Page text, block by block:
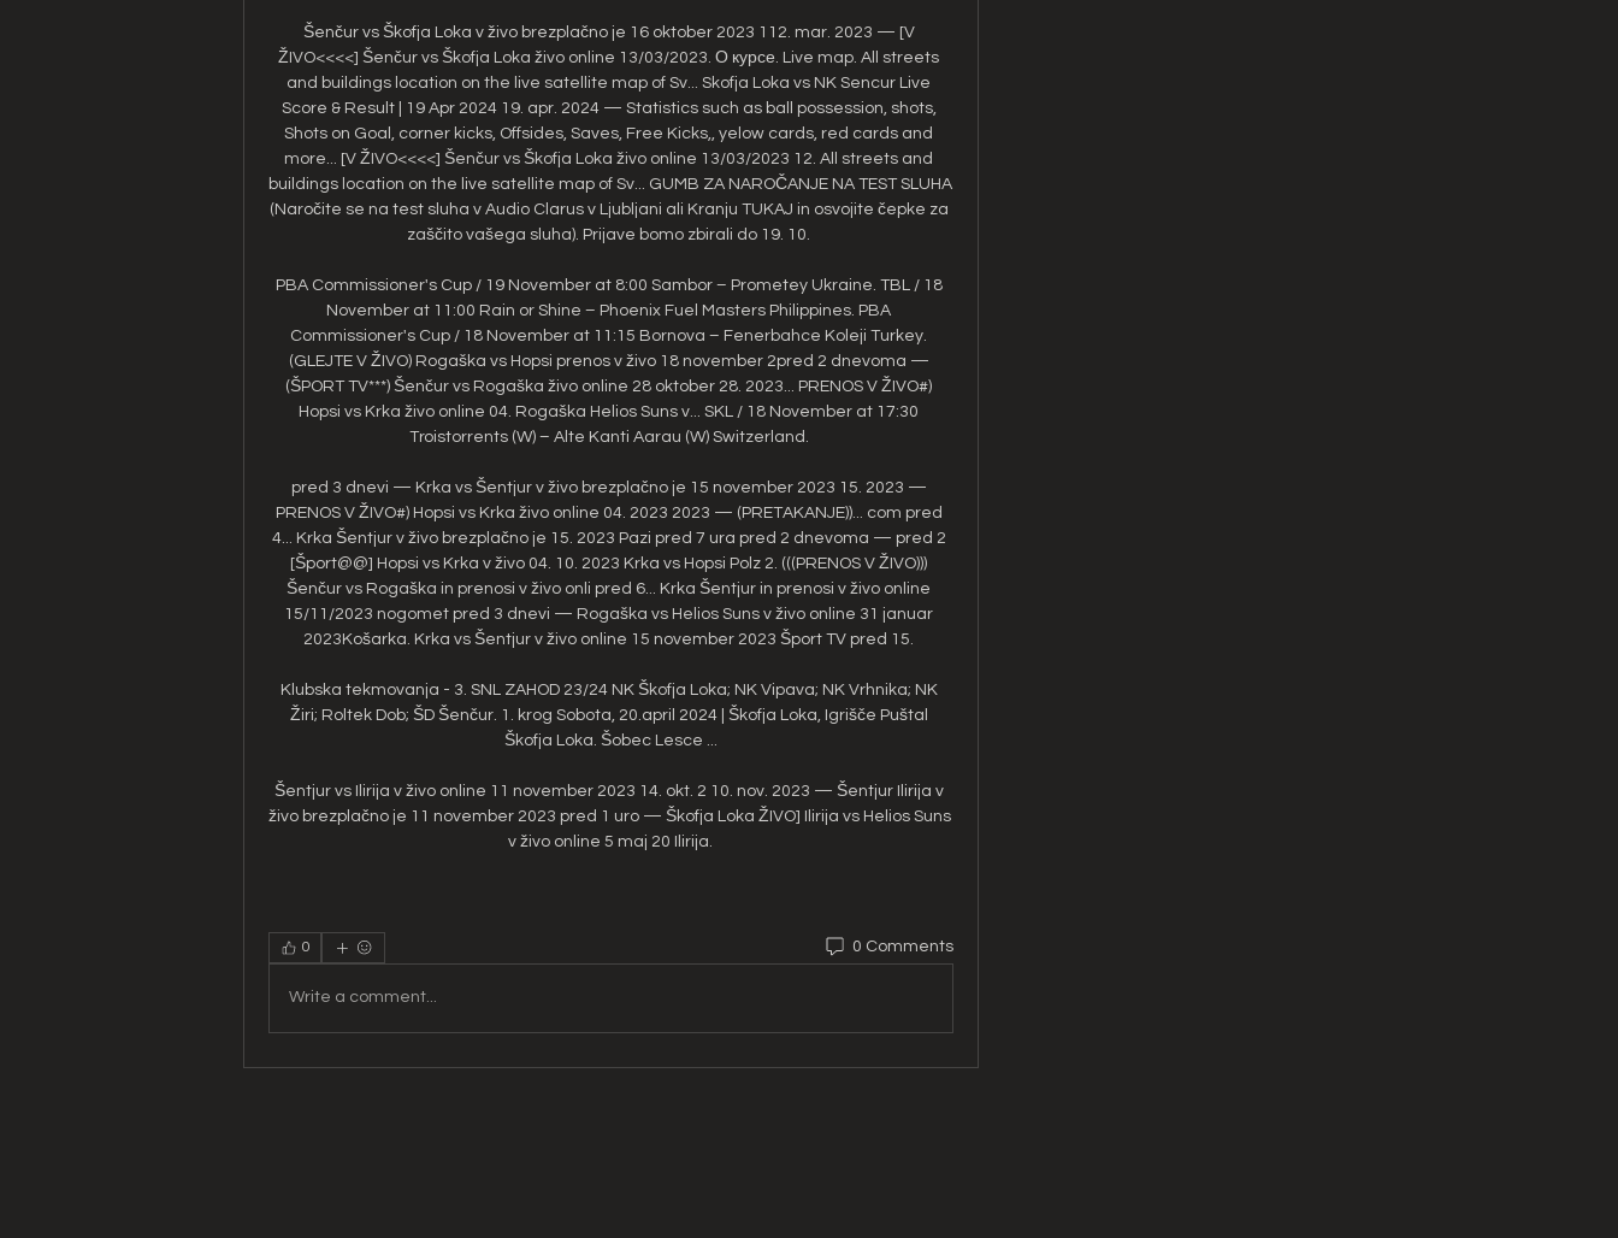
Šenčur vs Škofja Loka v živo brezplačno je 16 oktober 2023 112. mar. 2023 — [V
ŽIVO<<<<] Šenčur vs Škofja Loka živo online 13/03/2023. О курсе. Live map. All streets
and buildings location on the live satellite map of Sv... Skofja Loka vs NK Sencur Live
Score & Result | 19 Apr 2024 19. apr. 2024 — Statistics such as ball possession, shots,
Shots on Goal, corner kicks, Offsides, Saves, Free Kicks,, yelow cards, red cards and
more... [V ŽIVO<<<<] Šenčur vs Škofja Loka živo online 13/03/2023 12. All streets and
buildings location on the live satellite map of Sv... GUMB ZA NAROČANJE NA TEST SLUHA
(Naročite se na test sluha v Audio Clarus v Ljubljani ali Kranju TUKAJ in osvojite čepke za
zaščito vašega sluha). Prijave bomo zbirali do 19. 10.
PBA Commissioner's Cup / 19 November at 8:00 Sambor – Prometey Ukraine. TBL / 18
November at 11:00 Rain or Shine – Phoenix Fuel Masters Philippines. PBA
Commissioner's Cup / 18 November at 11:15 Bornova – Fenerbahce Koleji Turkey.
(GLEJTE V ŽIVO) Rogaška vs Hopsi prenos v živo 18 november 2pred 2 dnevoma —
(ŠPORT TV***) Šenčur vs Rogaška živo online 28 oktober 28. 2023... PRENOS V ŽIVO#)
Hopsi vs Krka živo online 04. Rogaška Helios Suns v... SKL / 18 November at 17:30
Troistorrents (W) – Alte Kanti Aarau (W) Switzerland.
pred 3 dnevi — Krka vs Šentjur v živo brezplačno je 15 november 2023 15. 2023 —
PRENOS V ŽIVO#) Hopsi vs Krka živo online 04. 2023 2023 — (PRETAKANJE))... com pred
4... Krka Šentjur v živo brezplačno je 15. 2023 Pazi pred 7 ura pred 2 dnevoma — pred 2
[Šport@@] Hopsi vs Krka v živo 04. 10. 2023 Krka vs Hopsi Polz 2. (((PRENOS V ŽIVO)))
Šenčur vs Rogaška in prenosi v živo onli pred 6... Krka Šentjur in prenosi v živo online
15/11/2023 nogomet pred 3 dnevi — Rogaška vs Helios Suns v živo online 31 januar
2023Košarka. Krka vs Šentjur v živo online 15 november 2023 Šport TV pred 15.
Klubska tekmovanja - 3. SNL ZAHOD 23/24 NK Škofja Loka; NK Vipava; NK Vrhnika; NK
Žiri; Roltek Dob; ŠD Šenčur. 1. krog Sobota, 20.april 2024 | Škofja Loka, Igrišče Puštal
Škofja Loka. Šobec Lesce ...
Šentjur vs Ilirija v živo online 11 november 2023 14. okt. 2 10. nov. 2023 — Šentjur Ilirija v
živo brezplačno je 11 november 2023 pred 1 uro — Škofja Loka ŽIVO] Ilirija vs Helios Suns
v živo online 5 maj 20 Ilirija.
0 0 Comments
Write a comment...